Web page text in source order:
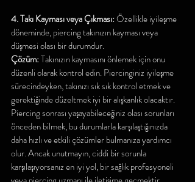
4. Takı Kayması veya Çıkması: Özellikle iyileşme
döneminde, piercing takınızın kayması veya
düşmesi olası bir durumdur.
Çözüm: Takınızın kaymasını önlemek için onu
düzenli olarak kontrol edin. Piercinginiz iyileşme
sürecindeyken, takınızı sık sık kontrol etmek ve
gerektiğinde düzeltmek iyi bir alışkanlık olacaktır.
Piercing sonrası yaşayabileceğiniz olası sorunları
önceden bilmek, bu durumlarla karşılaştığınızda
daha hızlı ve etkili çözümler bulmanıza yardımcı
olur. Ancak unutmayın, ciddi bir sorunla
karşılaşıyorsanız en iyi yol, bir sağlık profesyoneli